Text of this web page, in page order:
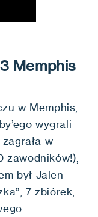
Memphis
w Memphis,
wygrali
w
zawodników!),
był Jalen
7 zbiórek,